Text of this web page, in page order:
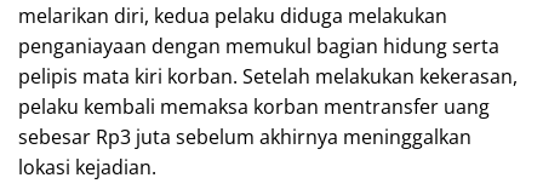
melarikan diri, kedua pelaku diduga melakukan
penganiayaan dengan memukul bagian hidung serta
pelipis mata kiri korban. Setelah melakukan kekerasan,
pelaku kembali memaksa korban mentransfer uang
sebesar Rp3 juta sebelum akhirnya meninggalkan
lokasi kejadian.